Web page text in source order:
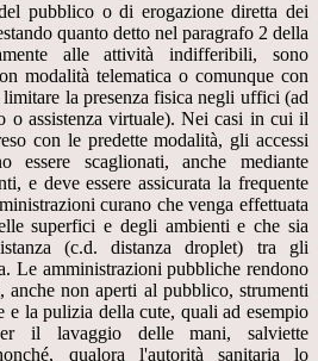
pubblico o di erogazione diretta dei
quanto detto nel paragrafo 2 della
alle attività indifferibili, sono
modalità telematica o comunque con
la presenza fisica negli uffici (ad
o assistenza virtuale). Nei casi in cui il
con le predette modalità, gli accessi
essere scaglionati, anche mediante
e deve essere assicurata la frequente
curano che venga effettuata
superfici e degli ambienti e che sia
(c.d. distanza droplet) tra gli
Le amministrazioni pubbliche rendono
non aperti al pubblico, strumenti
e la pulizia della cute, quali ad esempio
il lavaggio delle mani, salviette
qualora l'autorità sanitaria lo